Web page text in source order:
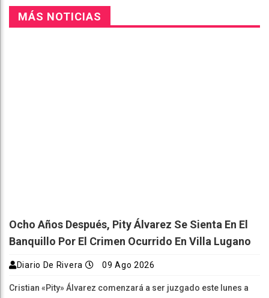
MÁS NOTICIAS
Ocho Años Después, Pity Álvarez Se Sienta En El
Banquillo Por El Crimen Ocurrido En Villa Lugano
Diario De Rivera 09 Ago 2026
Cristian «Pity» Álvarez comenzará a ser juzgado este lunes a